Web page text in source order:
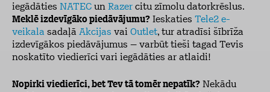
iegādāties NATEC un Razer citu zīmolu datorkrēslus.
Meklē izdevīgāko piedāvājumu? Ieskaties Tele2 e-
veikala sadaļā Akcijas vai Outlet, tur atradīsi šībrīža
izdevīgākos piedāvājumus – varbūt tieši tagad Tevis
noskatīto viedierīcivari iegādāties ar atlaidi!
Nopirki viedierīci, bet Tev tā tomēr nepatīk? Nekādu